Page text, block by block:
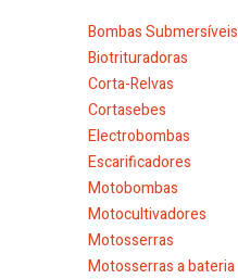
Bombas Submersíveis
Biotrituradoras
Corta-Relvas
Cortasebes
Electrobombas
Escarificadores
Motobombas
Motocultivadores
Motosserras
Motosserras a bateria